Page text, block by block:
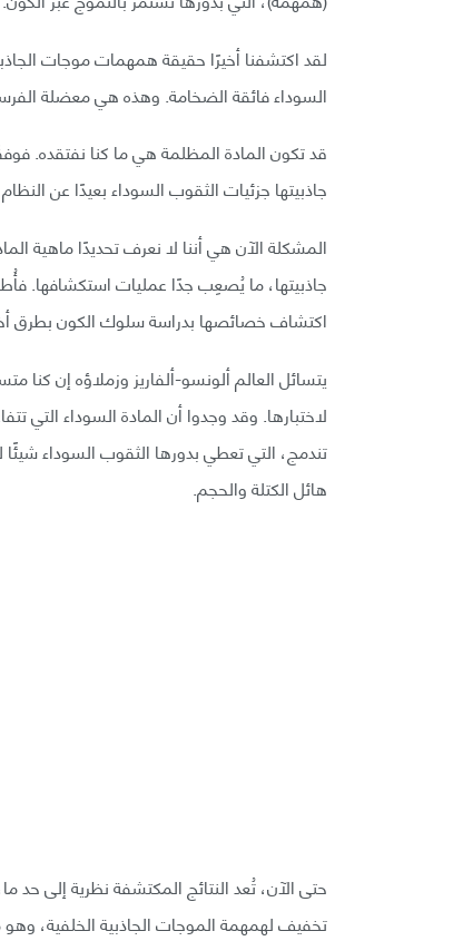
لقد اكتشفنا أخيرًا حقيقة همهمات موجات
السوداء فائقة الضخامة. وهذه هي معضلة
قد تكون المادة المظلمة هي ما كنا نفتقده.
جاذبيتها جزئيات الثقوب السوداء بعيدًا عن
المشكلة الآن هي أننا لا نعرف تحديدًا ماهية
جاذبيتها، ما يُصعِب جدًا عمليات استكشافها.
اكتشاف خصائصها بدراسة سلوك الكون بطرق
يتسائل العالم ألونسو-ألفاريز وزملاؤه إن
لاختبارها. وقد وجدوا أن المادة السوداء التي
تندمج، التي تعطي بدورها الثقوب السوداء شيئًا
هائل الكتلة والحجم.
حتى الآن، تُعد النتائج المكتشفة نظرية إلى حد
تخفيف لهمهمة الموجات الجاذبية الخلفية،